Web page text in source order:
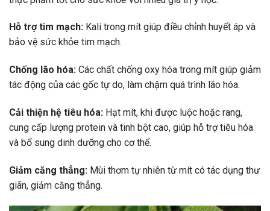
Hỗ trợ tim mạch: Kali trong mít giúp điều chỉnh huyết áp và
bảo vệ sức khỏe tim mạch.
Chống lão hóa: Các chất chống oxy hóa trong mít giúp giảm
tác động của các gốc tự do, làm chậm quá trình lão hóa.
Cải thiện hệ tiêu hóa: Hạt mít, khi được luộc hoặc rang,
cung cấp lượng protein và tinh bột cao, giúp hỗ trợ tiêu hóa
và bổ sung dinh dưỡng cho cơ thể.
Giảm căng thẳng: Mùi thơm tự nhiên từ mít có tác dụng thư
giãn, giảm căng thẳng.